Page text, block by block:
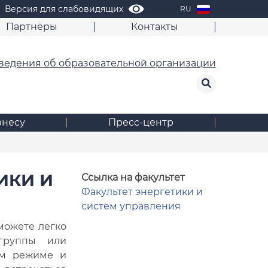
Версия для слабовидящих RU
Партнёры Контакты
об образовательной организации
Пресс-центр
Ссылка на факультет
Факультет энергетики и
систем управления
И
легко
или
режиме и